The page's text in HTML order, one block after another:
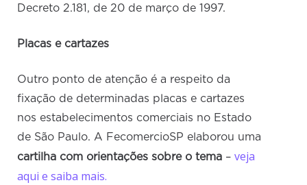
Decreto 2.181, de 20 de março de 1997.
Placas e cartazes
Outro ponto de atenção é a respeito da
fixação de determinadas placas e cartazes
nos estabelecimentos comerciais no Estado
de São Paulo. A FecomercioSP elaborou uma
cartilha com orientações sobre o tema –veja
aqui e saiba mais.